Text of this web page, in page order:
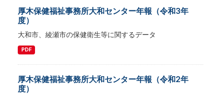
厚木保健福祉事務所大和センター年報（令和3年
度）
大和市、綾瀬市の保健衛生等に関するデータ
PDF
厚木保健福祉事務所大和センター年報（令和2年
度）